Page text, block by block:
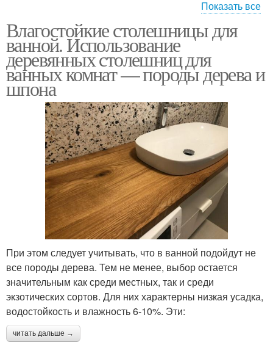
Столешница под
раковину
Показать все
Влагостойкие столешницы для
ванной. Использование
деревянных столешниц для
ванных комнат — породы дерева и
шпона
При этом следует учитывать, что в ванной подойдут не
все породы дерева. Тем не менее, выбор остается
значительным как среди местных, так и среди
экзотических сортов. Для них характерны низкая усадка,
водостойкость и влажность 6-10%. Эти:
читать дальше →